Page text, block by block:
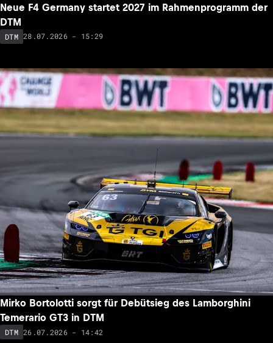
Neue F4 Germany startet 2027 im Rahmenprogramm der
DTM
DTM 28.07.2026 - 15:29
Mirko Bortolotti sorgt für Debütsieg des Lamborghini
Temerario GT3 in DTM
DTM 26.07.2026 - 14:42